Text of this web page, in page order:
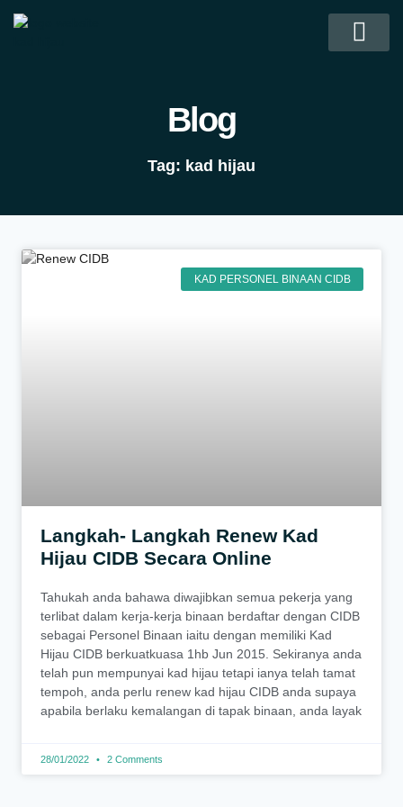
Blog
Tag: kad hijau
KAD PERSONEL BINAAN CIDB
Langkah- Langkah Renew Kad
Hijau CIDB Secara Online
Tahukah anda bahawa diwajibkan semua pekerja yang
terlibat dalam kerja-kerja binaan berdaftar dengan CIDB
sebagai Personel Binaan iaitu dengan memiliki Kad
Hijau CIDB berkuatkuasa 1hb Jun 2015. Sekiranya anda
telah pun mempunyai kad hijau tetapi ianya telah tamat
tempoh, anda perlu renew kad hijau CIDB anda supaya
apabila berlaku kemalangan di tapak binaan, anda layak
28/01/2022 2 Comments